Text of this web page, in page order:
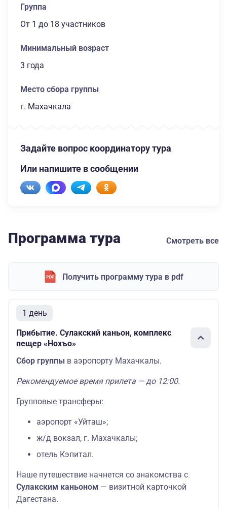
Группа
От 1 до 18 участников
Минимальный возраст
3 года
Место сбора группы
г. Махачкала
Задайте вопрос координатору тура
Или напишите в сообщении
Программа тура Смотреть все
Получить программу тура в pdf
1 день
Прибытие. Сулакский каньон, комплекс
пещер «Нохъо»
Сбор группы в аэропорту Махачкалы.
Рекомендуемое время прилета — до 12:00.
Групповые трансферы:
аэропорт «Уйташ»;
ж/д вокзал, г. Махачкалы;
отель Кэпитал.
Наше путешествие начнется со знакомства с
Сулакским каньоном — визитной карточкой
Дагестана.